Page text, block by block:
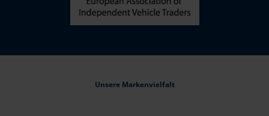
Unsere Markenvielfalt